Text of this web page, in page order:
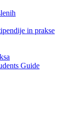
in prakse
Guide